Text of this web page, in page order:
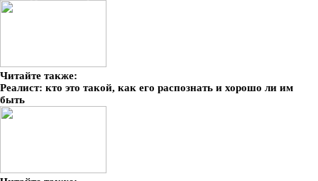
Читайте также:
Реалист: кто это такой, как его распознать и хорошо ли им
быть